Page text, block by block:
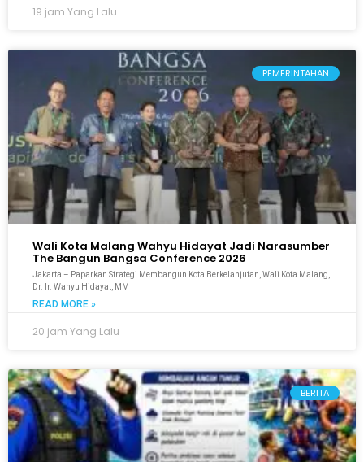
19 jam Yang Lalu
PEMERINTAHAN
Wali Kota Malang Wahyu Hidayat Jadi Narasumber
The Bangun Bangsa Conference 2026
Jakarta – Paparkan Strategi Membangun Kota Berkelanjutan, Wali Kota Malang,
Dr. Ir. Wahyu Hidayat, MM
READ MORE »
20 jam Yang Lalu
BERITA